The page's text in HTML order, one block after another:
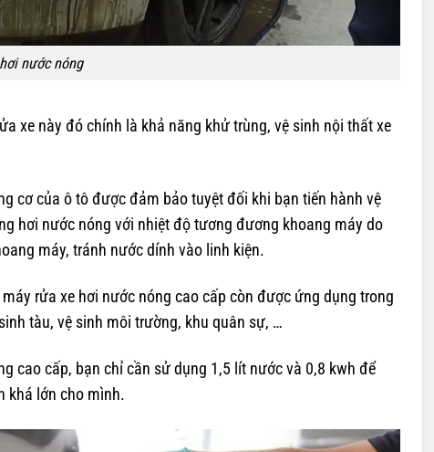
nước nóng
xe này đó chính là khả năng khử trùng, vệ sinh nội thất xe
cơ của ô tô được đảm bảo tuyệt đối khi bạn tiến hành vệ
hơi nước nóng với nhiệt độ tương đương khoang máy do
máy, tránh nước dính vào linh kiện.
rửa xe hơi nước nóng cao cấp còn được ứng dụng trong
tàu, vệ sinh môi trường, khu quân sự, …
cao cấp, bạn chỉ cần sử dụng 1,5 lít nước và 0,8 kwh để
khá lớn cho mình.